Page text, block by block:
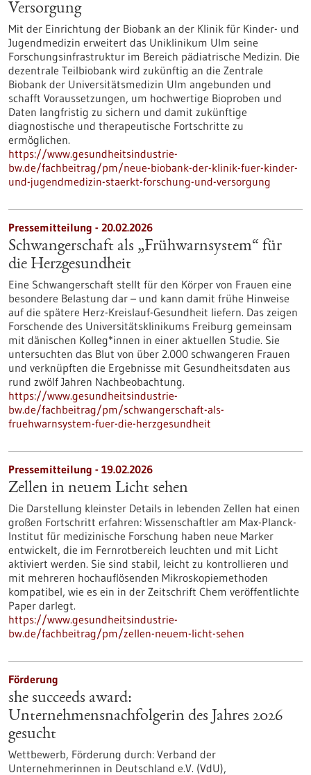
Versorgung
Mit der Einrichtung der Biobank an der Klinik für Kinder-​ und
Jugendmedizin erweitert das Uniklinikum Ulm seine
Forschungsinfrastruktur im Bereich pädiatrische Medizin. Die
dezentrale Teilbiobank wird zukünftig an die Zentrale
Biobank der Universitätsmedizin Ulm angebunden und
schafft Voraussetzungen, um hochwertige Bioproben und
Daten langfristig zu sichern und damit zukünftige
diagnostische und therapeutische Fortschritte zu
ermöglichen.
https://www.gesundheitsindustrie-
bw.de/fachbeitrag/pm/neue-biobank-der-klinik-fuer-kinder-
und-jugendmedizin-staerkt-forschung-und-versorgung
Pressemitteilung - 20.02.2026
Schwangerschaft als „Frühwarnsystem“ für
die Herzgesundheit
Eine Schwangerschaft stellt für den Körper von Frauen eine
besondere Belastung dar – und kann damit frühe Hinweise
auf die spätere Herz-Kreislauf-Gesundheit liefern. Das zeigen
Forschende des Universitätsklinikums Freiburg gemeinsam
mit dänischen Kolleg*innen in einer aktuellen Studie. Sie
untersuchten das Blut von über 2.000 schwangeren Frauen
und verknüpften die Ergebnisse mit Gesundheitsdaten aus
rund zwölf Jahren Nachbeobachtung.
https://www.gesundheitsindustrie-
bw.de/fachbeitrag/pm/schwangerschaft-als-
fruehwarnsystem-fuer-die-herzgesundheit
Pressemitteilung - 19.02.2026
Zellen in neuem Licht sehen
Die Darstellung kleinster Details in lebenden Zellen hat einen
großen Fortschritt erfahren: Wissenschaftler am Max-Planck-
Institut für medizinische Forschung haben neue Marker
entwickelt, die im Fernrotbereich leuchten und mit Licht
aktiviert werden. Sie sind stabil, leicht zu kontrollieren und
mit mehreren hochauflösenden Mikroskopiemethoden
kompatibel, wie es ein in der Zeitschrift Chem veröffentlichte
Paper darlegt.
https://www.gesundheitsindustrie-
bw.de/fachbeitrag/pm/zellen-neuem-licht-sehen
Förderung
she succeeds award:
Unternehmensnachfolgerin des Jahres 2026
gesucht
Wettbewerb, Förderung durch: Verband der
Unternehmerinnen in Deutschland e.V. (VdU),